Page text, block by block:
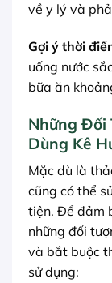
về y lý và
Gợi ý thời
uống nước
bữa ăn
Những Đối
Dùng Kê
Mặc dù là
cũng có thể
tiện. Để đảm
những đối
và bắt buộc
sử dụng: